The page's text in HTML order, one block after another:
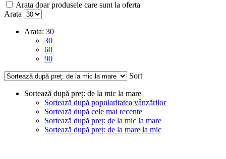
Arata doar produsele care sunt la oferta
Arata
Arata: 30
30
60
90
Sort
Sortează după preț: de la mic la mare
Sortează după popularitatea vânzărilor
Sortează după cele mai recente
Sortează după preț: de la mic la mare
Sortează după preț: de la mare la mic